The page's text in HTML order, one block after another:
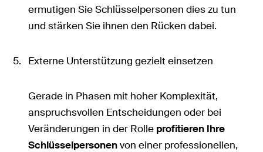
ermutigen Sie Schlüsselpersonen dies zu tun
und stärken Sie ihnen den Rücken dabei.
Externe Unterstützung gezielt einsetzen
Gerade in Phasen mit hoher Komplexität,
anspruchsvollen Entscheidungen oder bei
Veränderungen in der Rolle profitieren Ihre
Schlüsselpersonenvon einer professionellen,